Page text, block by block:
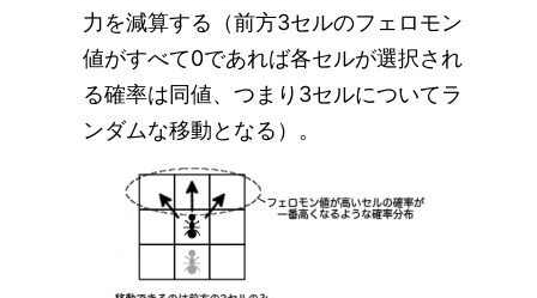
力を減算する（前方3セルのフェロモン
値がすべて0であれば各セルが選択され
る確率は同値、つまり3セルについてラ
ンダムな移動となる）。